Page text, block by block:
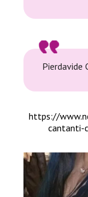
Pierdavide
https://
cantanti-